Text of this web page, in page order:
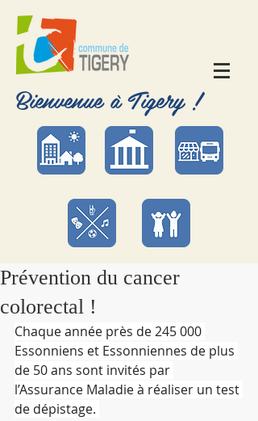
Bienvenue à Tigery !
Prévention du cancer
colorectal !
Chaque année près de 245 000
Essonniens et Essonniennes de plus
de 50 ans sont invités par
l’Assurance Maladie à réaliser un test
de dépistage.